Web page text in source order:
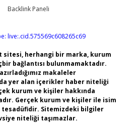
live:.cid.575569c608265c69
sitesi, herhangi bir marka, kurum
bağlantısı bulunmamaktadır.
makaleler
yer alan içerikler haber niteliği
kurum ve kişiler hakkında
Gerçek kurum ve kişiler ile isim
Sitemizdeki bilgiler
niteliği taşımazlar.